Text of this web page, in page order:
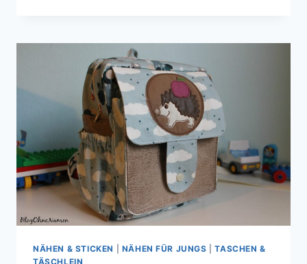
RAGLAN-
SHIRTS
NÄHEN & STICKEN NÄHEN FÜR JUNGS |TASCHEN &
TÄSCHLEIN